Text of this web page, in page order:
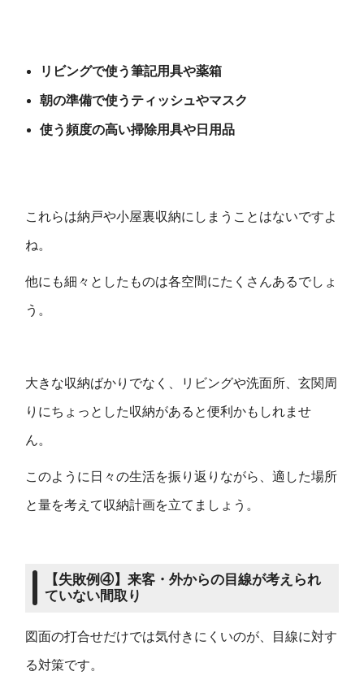
リビングで使う筆記用具や薬箱
朝の準備で使うティッシュやマスク
使う頻度の高い掃除用具や日用品
これらは納戸や小屋裏収納にしまうことはないですよ
ね。
他にも細々としたものは各空間にたくさんあるでしょ
う。
大きな収納ばかりでなく、リビングや洗面所、玄関周
りにちょっとした収納があると便利かもしれませ
ん。
このように日々の生活を振り返りながら、適した場所
と量を考えて収納計画を立てましょう。
【失敗例④】 来客・外からの目線が考えられ
ていない間取り
図面の打合せだけでは気付きにくいのが、目線に対す
る対策です。